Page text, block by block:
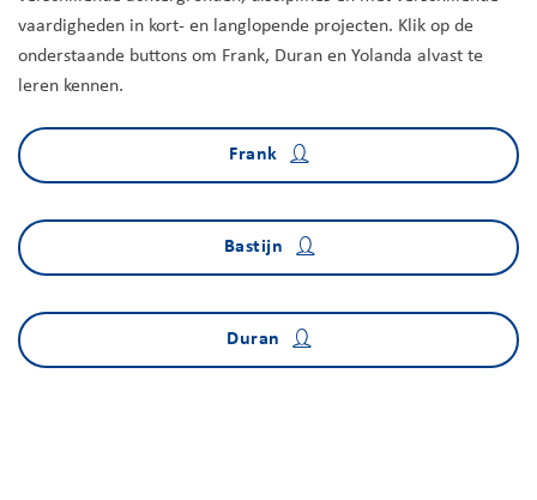
vaardigheden in kort- en langlopende projecten. Klik op de
onderstaande buttons om Frank, Duran en Yolanda alvast te
leren kennen.
Frank
Bastijn
Duran